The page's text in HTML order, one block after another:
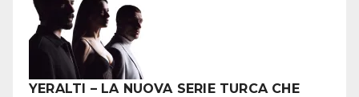
YERALTI – LA NUOVA SERIE TURCA CHE